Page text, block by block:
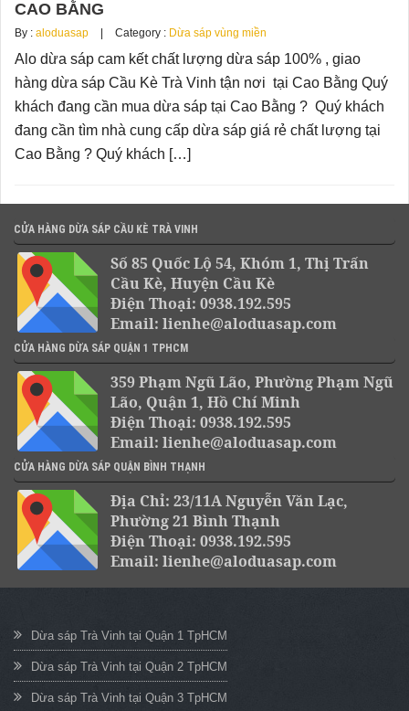
CAO BẰNG
By : aloduasap Category : Dừa sáp vùng miền
Alo dừa sáp cam kết chất lượng dừa sáp 100% , giao
hàng dừa sáp Cầu Kè Trà Vinh tận nơi tại Cao Bằng Quý
khách đang cần mua dừa sáp tại Cao Bằng ? Quý khách
đang cần tìm nhà cung cấp dừa sáp giá rẻ chất lượng tại
Cao Bằng ? Quý khách […]
CỬA HÀNG DỪA SÁP CẦU KÈ TRÀ VINH
Số 85 Quốc Lộ 54, Khóm 1, Thị Trấn
Cầu Kè, Huyện Cầu Kè
Điện Thoại: 0938.192.595
Email: lienhe@aloduasap.com
CỬA HÀNG DỪA SÁP QUẬN 1 TPHCM
359 Phạm Ngũ Lão, Phường Phạm Ngũ
Lão, Quận 1, Hồ Chí Minh
Điện Thoại: 0938.192.595
Email: lienhe@aloduasap.com
CỬA HÀNG DỪA SÁP QUẬN BÌNH THẠNH
Địa Chỉ: 23/11A Nguyễn Văn Lạc,
Phường 21 Bình Thạnh
Điện Thoại: 0938.192.595
Email: lienhe@aloduasap.com
Dừa sáp Trà Vinh tại Quận 1 TpHCM
Dừa sáp Trà Vinh tại Quận 2 TpHCM
Dừa sáp Trà Vinh tại Quận 3 TpHCM